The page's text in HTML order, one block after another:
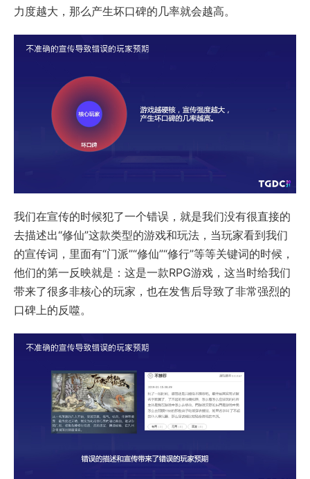
力度越大，那么产生坏口碑的几率就会越高。
我们在宣传的时候犯了一个错误，就是我们没有很直接的
去描述出“修仙”这款类型的游戏和玩法，当玩家看到我们
的宣传词，里面有“门派”“修仙”“修行”等等关键词的时候，
他们的第一反映就是：这是一款RPG游戏，这当时给我们
带来了很多非核心的玩家，也在发售后导致了非常强烈的
口碑上的反噬。